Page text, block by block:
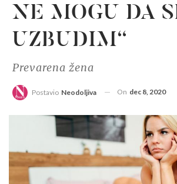
NE MOGU DA
UZBUDIM“
Prevarena žena
Postavio Neodoljiva On dec 8, 2020